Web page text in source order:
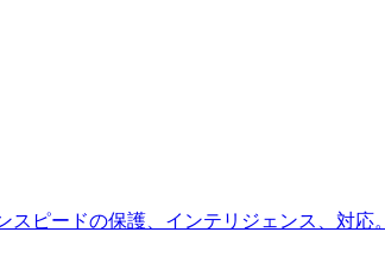
ピードの保護、インテリジェンス、対応。